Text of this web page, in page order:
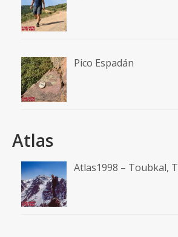
Pico Espadán
Atlas
Atlas1998 – Toubkal,